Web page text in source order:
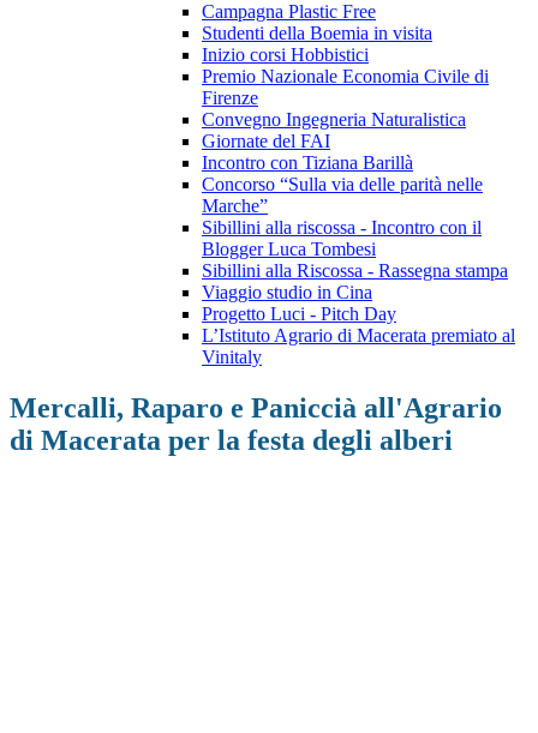
Campagna Plastic Free
Studenti della Boemia in visita
Inizio corsi Hobbistici
Premio Nazionale Economia Civile di
Firenze
Convegno Ingegneria Naturalistica
Giornate del FAI
Incontro con Tiziana Barillà
Concorso “Sulla via delle parità nelle
Marche”
Sibillini alla riscossa - Incontro con il
Blogger Luca Tombesi
Sibillini alla Riscossa - Rassegna stampa
Viaggio studio in Cina
Progetto Luci - Pitch Day
L’Istituto Agrario di Macerata premiato al
Vinitaly
Mercalli, Raparo e Paniccià all'Agrario
di Macerata per la festa degli alberi